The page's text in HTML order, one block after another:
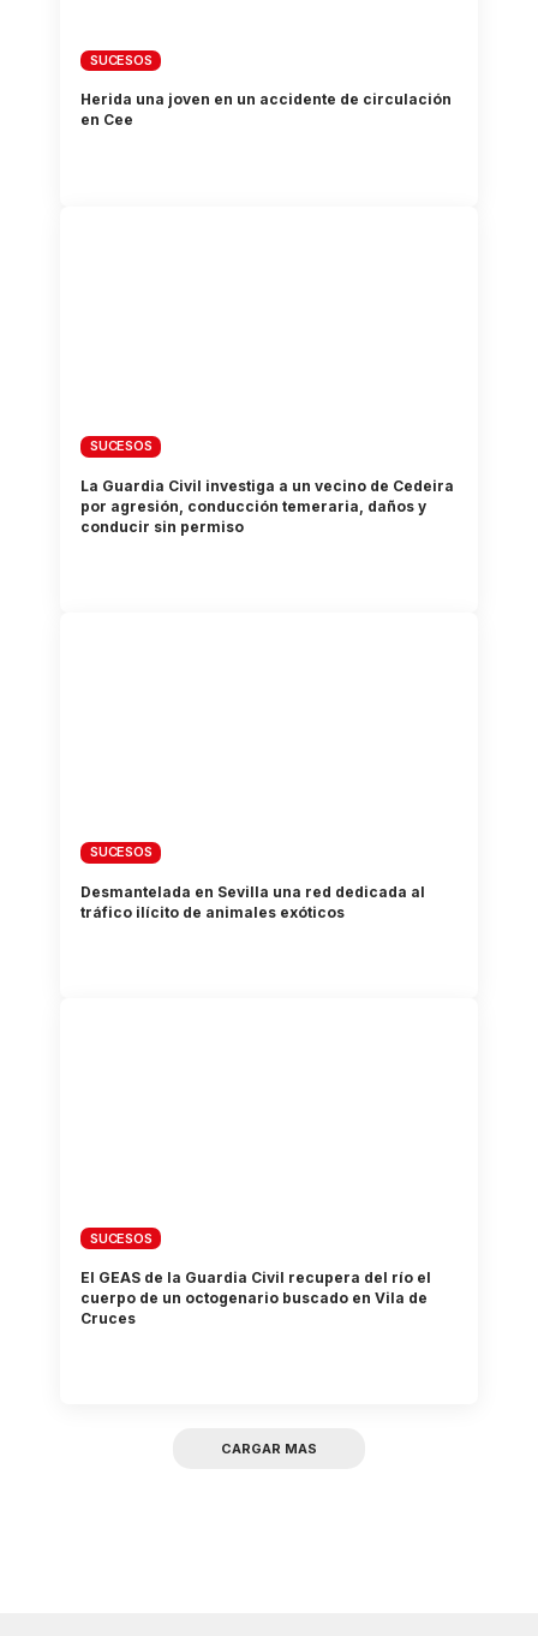
SUCESOS
Herida una joven en un accidente de circulación
en Cee
SUCESOS
La Guardia Civil investiga a un vecino de Cedeira
por agresión, conducción temeraria, daños y
conducir sin permiso
SUCESOS
Desmantelada en Sevilla una red dedicada al
tráfico ilícito de animales exóticos
SUCESOS
El GEAS de la Guardia Civil recupera del río el
cuerpo de un octogenario buscado en Vila de
Cruces
CARGAR MAS